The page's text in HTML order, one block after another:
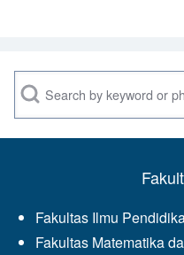
Search
Fakultas Ilmu
Fakultas Matematika